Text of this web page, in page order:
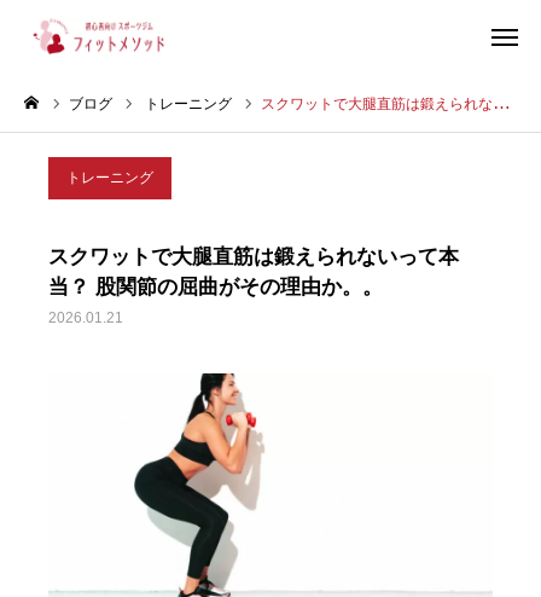
ブログ トレーニング スクワットで大腿直筋は鍛えられないって本当？ 股関節の屈曲がその理由か。。
トレーニング
スクワットで大腿直筋は鍛えられないって本
当？ 股関節の屈曲がその理由か。。
2026.01.21
見学・体験はこちらから（WEB完結30秒）
プラン・料金
お問い合わせ・ご予約